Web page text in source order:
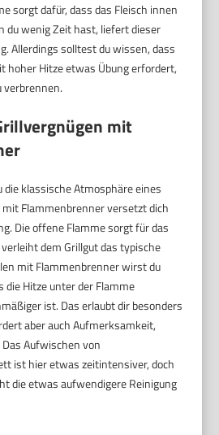
sorgt dafür, dass das Fleisch innen
du wenig Zeit hast, liefert dieser
Allerdings solltest du wissen, dass
hoher Hitze etwas Übung erfordert,
verbrennen.
mit
die klassische Atmosphäre eines
mit Flammenbrenner versetzt dich
Die offene Flamme sorgt für das
dem Grillgut das typische
mit Flammenbrenner wirst du
die Hitze unter der Flamme
ist. Das erlaubt dir besonders
aber auch Aufmerksamkeit,
Aufwischen von
ist hier etwas zeitintensiver, doch
die etwas aufwendigere Reinigung